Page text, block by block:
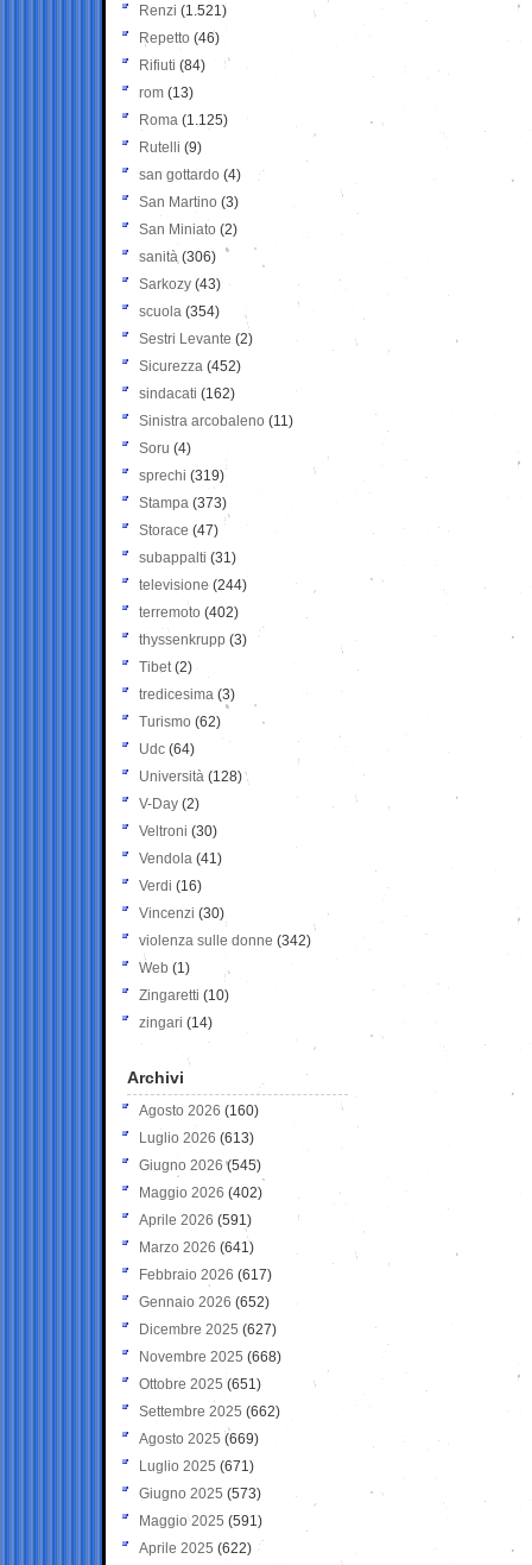
Renzi (1.521)
Repetto (46)
Rifiuti (84)
rom (13)
Roma (1.125)
Rutelli (9)
san gottardo (4)
San Martino (3)
San Miniato (2)
sanità (306)
Sarkozy (43)
scuola (354)
Sestri Levante (2)
Sicurezza (452)
sindacati (162)
Sinistra arcobaleno (11)
Soru (4)
sprechi (319)
Stampa (373)
Storace (47)
subappalti (31)
televisione(244)
terremoto (402)
thyssenkrupp (3)
Tibet(2)
tredicesima (3)
Turismo (62)
Udc (64)
Università (128)
V-Day (2)
Veltroni (30)
Vendola (41)
Verdi (16)
Vincenzi (30)
violenza sulle donne (342)
Web (1)
Zingaretti (10)
zingari (14)
Archivi
Agosto 2026 (160)
Luglio 2026 (613)
Giugno 2026 (545)
Maggio 2026 (402)
Aprile 2026 (591)
Marzo 2026 (641)
Febbraio 2026 (617)
Gennaio 2026 (652)
Dicembre 2025 (627)
Novembre 2025 (668)
Ottobre 2025 (651)
Settembre 2025 (662)
Agosto 2025 (669)
Luglio 2025 (671)
Giugno 2025 (573)
Maggio 2025 (591)
Aprile 2025 (622)